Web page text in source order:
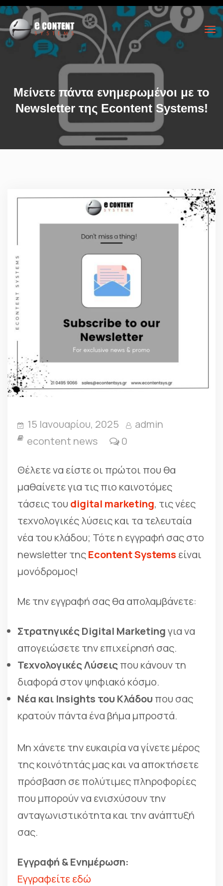
Μείνετε πάντα ενημερωμένοι με το
Newsletter της Econtent Systems!
15 Ιανουαρίου, 2025
admin
econtent news
0
Θέλετε να είστε οι πρώτοι που θα
μαθαίνετε για τις πιο καινοτόμες
τάσεις του digital marketing, τις νέες
τεχνολογικές λύσεις και τα τελευταία
νέα του κλάδου; Τότε η εγγραφή σας στο
newsletter τηςEcontent Systems είναι
μονόδρομος!
Με την εγγραφή σας θα απολαμβάνετε:
Στρατηγικές Digital Marketingγια να
απογειώσετε την επιχείρησή σας.
Τεχνολογικές Λύσεις που κάνουν τη
διαφορά στον ψηφιακό κόσμο.
Νέα και Insights του Κλάδου που σας
κρατούν πάντα ένα βήμα μπροστά.
Μη χάνετε την ευκαιρία να γίνετε μέρος
της κοινότητάς μας και να αποκτήσετε
πρόσβαση σε πολύτιμες πληροφορίες
που μπορούν να ενισχύσουν την
ανταγωνιστικότητα και την ανάπτυξή
σας.
Εγγραφή & Ενημέρωση:
Εγγραφείτε εδώ